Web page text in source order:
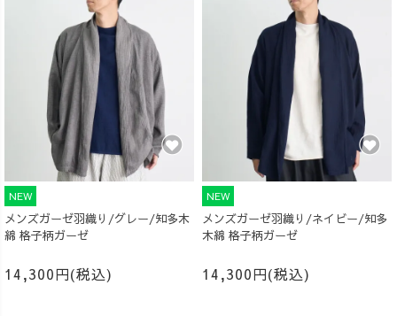
NEW
メンズガーゼ羽織り/グレー/知多木
綿 格子柄ガーゼ
14,300円(税込)
NEW
メンズガーゼ羽織り/ネイビー/知多
木綿 格子柄ガーゼ
14,300円(税込)